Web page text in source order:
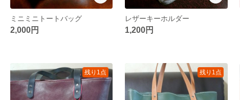
ミニミニトートバッグ
2,000円
レザーキーホルダー
1,200円
残り1点 残り1点